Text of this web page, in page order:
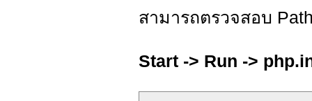
สามารถตรวจสอบ
Start -> Run ->